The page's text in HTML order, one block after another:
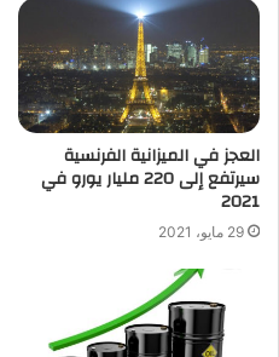
العجز في الميزانية الفرنسية
سيرتفع إلى 220 مليار يورو في
2021
29 مايو، 2021